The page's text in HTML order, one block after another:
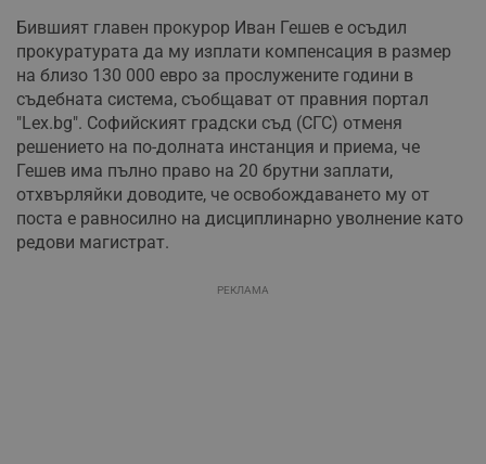
Бившият главен прокурор Иван Гешев е осъдил
прокуратурата да му изплати компенсация в размер
на близо 130 000 евро за прослужените години в
съдебната система, съобщават от правния портал
"Lex.bg". Софийският градски съд (СГС) отменя
решението на по-долната инстанция и приема, че
Гешев има пълно право на 20 брутни заплати,
отхвърляйки доводите, че освобождаването му от
поста е равносилно на дисциплинарно уволнение като
редови магистрат.
РЕКЛАМА